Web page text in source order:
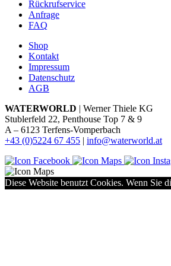
Rückrufservice
Anfrage
FAQ
Shop
Kontakt
Impressum
Datenschutz
AGB
WATERWORLD | Werner Thiele KG
Stublerfeld 22, Penthouse Top 7 & 9
A – 6123 Terfens-Vomperbach
+43 (0)5224 67 455 | info@waterworld.at
Diese Website benutzt Cookies. Wenn Sie